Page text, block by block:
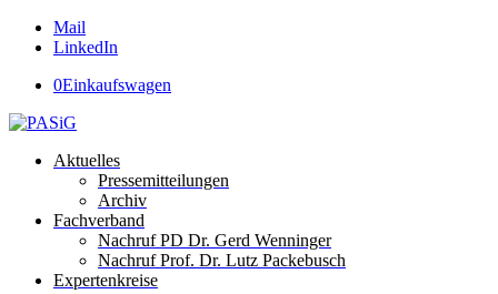
Mail
LinkedIn
0Einkaufswagen
Aktuelles
Pressemitteilungen
Archiv
Fachverband
Nachruf PD Dr. Gerd Wenninger
Nachruf Prof. Dr. Lutz Packebusch
Expertenkreise